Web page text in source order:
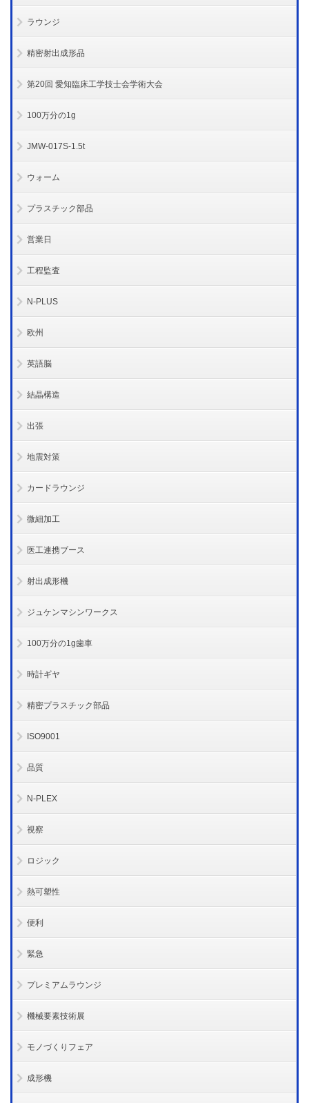
ラウンジ
精密射出成形品
第20回 愛知臨床工学技士会学術大会
100万分の1g
JMW-017S-1.5t
ウォーム
プラスチック部品
営業日
工程監査
N-PLUS
欧州
英語脳
結晶構造
出張
地震対策
カードラウンジ
微細加工
医工連携ブース
射出成形機
ジュケンマシンワークス
100万分の1g歯車
時計ギヤ
精密プラスチック部品
ISO9001
品質
N-PLEX
視察
ロジック
熱可塑性
便利
緊急
プレミアムラウンジ
機械要素技術展
モノづくりフェア
成形機